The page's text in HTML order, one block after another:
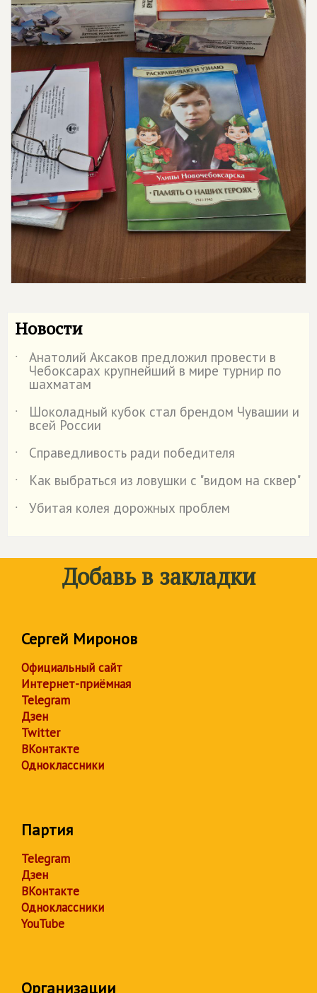
Новости
˙ Анатолий Аксаков предложил провести в
Чебоксарах крупнейший в мире турнир по
шахматам
˙
Шоколадный кубок стал брендом Чувашии и
всей России
˙
Справедливость ради победителя
˙
Как выбраться из ловушки с "видом на сквер"
˙
Убитая колея дорожных проблем
Добавь в закладки
Сергей Миронов
Официальный сайт
Интернет-приёмная
Telegram
Дзен
Twitter
ВКонтакте
Одноклассники
Партия
Telegram
Дзен
ВКонтакте
Одноклассники
YouTube
Организации